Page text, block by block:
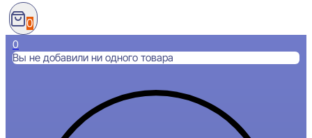
0
0
Вы не добавили ни одного товара